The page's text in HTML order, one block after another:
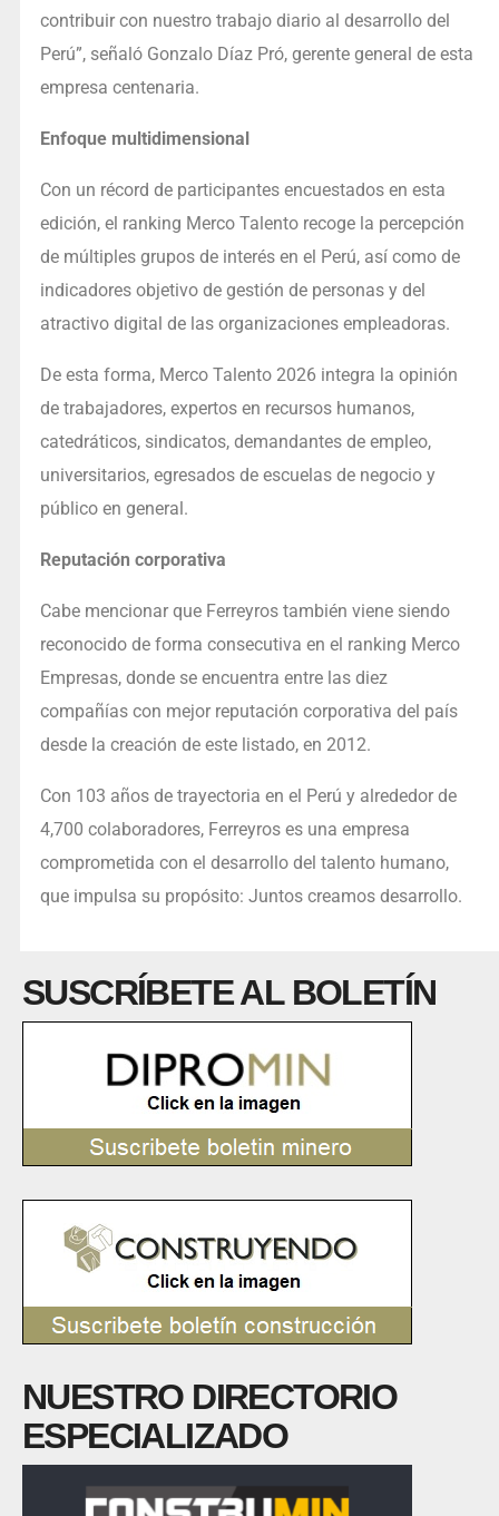
contribuir con nuestro trabajo diario al desarrollo del
Perú”, señaló Gonzalo Díaz Pró, gerente general de esta
empresa centenaria.
Enfoque multidimensional
Con un récord de participantes encuestados en esta
edición, el ranking Merco Talento recoge la percepción
de múltiples grupos de interés en el Perú, así como de
indicadores objetivo de gestión de personas y del
atractivo digital de las organizaciones empleadoras.
De esta forma, Merco Talento 2026 integra la opinión
de trabajadores, expertos en recursos humanos,
catedráticos, sindicatos, demandantes de empleo,
universitarios, egresados de escuelas de negocio y
público en general.
Reputación corporativa
Cabe mencionar que Ferreyros también viene siendo
reconocido de forma consecutiva en el ranking Merco
Empresas, donde se encuentra entre las diez
compañías con mejor reputación corporativa del país
desde la creación de este listado, en 2012.
Con 103 años de trayectoria en el Perú y alrededor de
4,700 colaboradores, Ferreyros es una empresa
comprometida con el desarrollo del talento humano,
que impulsa su propósito: Juntos creamos desarrollo.
SUSCRÍBETE AL BOLETÍN
NUESTRO DIRECTORIO
ESPECIALIZADO